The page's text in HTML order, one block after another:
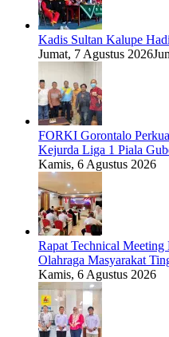
Kadis Sultan Kalupe
Jumat, 7 Agustus 2026
FORKI Gorontalo
Kejurda Liga 1 Piala
Kamis, 6 Agustus 2026
Rapat Technical Meeting
Olahraga Masyarakat
Kamis, 6 Agustus 2026